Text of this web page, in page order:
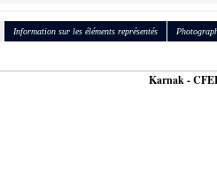
Information sur les éléments représentés